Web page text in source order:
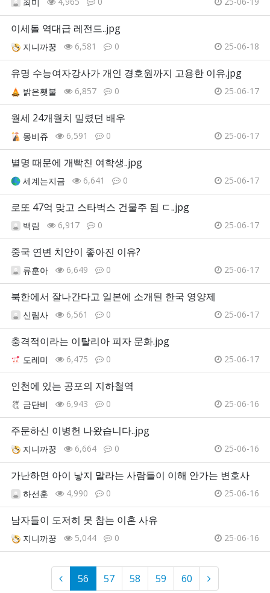
이세돌 역대급 레전드..jpg
지니까꿍 6,581 0 25-06-18
유명 수능여자강사가 개인 경호원까지 고용한 이유.jpg
밝은횃불 6,857 0 25-06-17
월세 24개월치 밀렸던 배우
몽비쥬 6,591 0 25-06-17
별명 때문에 개빡친 여학생..jpg
세계는지금 6,641 0 25-06-17
로또 47억 맞고 스타벅스 건물주 됨 ㄷ..jpg
백림 6,917 0 25-06-17
중국 연변 치안이 좋아진 이유?
류훈아 6,649 0 25-06-17
북한에서 잘나간다고 일본에 소개된 한국 영양제
신림사 6,561 0 25-06-17
충격적이라는 이탈리아 피자 문화.jpg
도레미 6,475 0 25-06-17
인천에 있는 공포의 지하철역
금단비 6,943 0 25-06-16
주문하신 이병헌 나왔습니다..jpg
지니까꿍 6,664 0 25-06-16
가난하면 아이 낳지 말라는 사람들이 이해 안가는 변호사
하선훈 4,990 0 25-06-16
남자들이 도저히 못 참는 이혼 사유
지니까꿍 5,044 0 25-06-16
56 57 58 59 60